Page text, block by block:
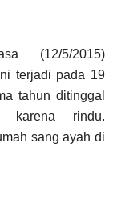
(12/5/2015)
terjadi pada 19
tahun ditinggal
karena rindu.
sang ayah di